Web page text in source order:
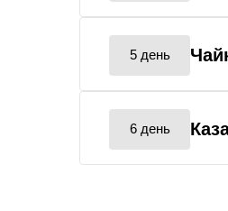
5 день
6 день